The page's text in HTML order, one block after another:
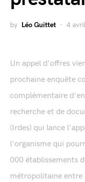
by Léo Guittet 4
Un appel d'offres
prochaine enquête
complémentaire
recherche et de
(Irdes) qui lance
l'organisme qui
000 établissements
métropolitaine entre